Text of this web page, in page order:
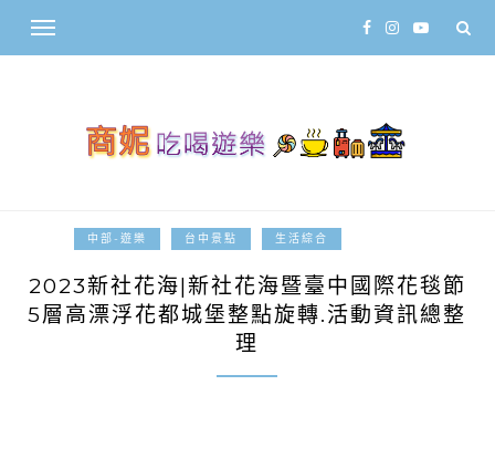
中部-遊樂 台中景點 生活綜合
2023新社花海|新社花海暨臺中國際花毯節
5層高漂浮花都城堡整點旋轉.活動資訊總整
理